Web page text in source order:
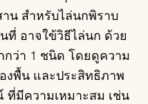
น สำหรับไล่นกพิราบ
ที่ อาจใข้วิธีไล่นก ด้วย
ว่า 1 ชนิด โดยดูความ
งพื้น และประสิทธิภาพ
ที่มีความเหมาะสม เช่น